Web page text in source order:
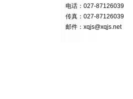
电话：027-87126039
传真：027-87126039
邮件：xqjs@xqjs.net